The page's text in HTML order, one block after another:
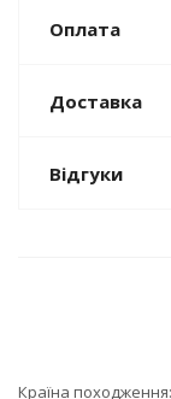
Оплата
Доставка
Відгуки
Країна походження